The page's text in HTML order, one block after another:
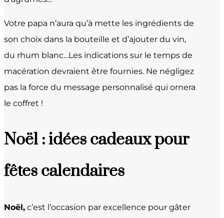
Votre papa n’aura qu’à mette les ingrédients de
son choix dans la bouteille et d’ajouter du vin,
du rhum blanc…Les indications sur le temps de
macération devraient être fournies. Ne négligez
pas la force du message personnalisé qui ornera
le coffret !
Noël : idées cadeaux pour
fêtes calendaires
Noël, c’est l’occasion par excellence pour gâter